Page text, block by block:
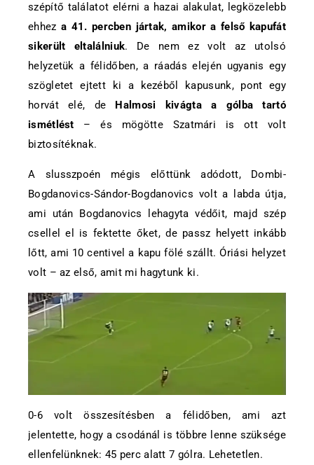
szépítő találatot elérni a hazai alakulat, legközelebb
ehhez a 41. percben jártak, amikor a felső kapufát
sikerült eltalálniuk. De nem ez volt az utolsó
helyzetük a félidőben, a ráadás elején ugyanis egy
szögletet ejtett ki a kezéből kapusunk, pont egy
horvát elé, de Halmosi kivágta a gólba tartó
ismétlést – és mögötte Szatmári is ott volt
biztosítéknak.
A slusszpoén mégis előttünk adódott, Dombi-
Bogdanovics-Sándor-Bogdanovics volt a labda útja,
ami után Bogdanovics lehagyta védőit, majd szép
csellel el is fektette őket, de passz helyett inkább
lőtt, ami 10 centivel a kapu fölé szállt. Óriási helyzet
volt – az első, amit mi hagytunk ki.
0-6 volt összesítésben a félidőben, ami azt
jelentette, hogy a csodánál is többre lenne szüksége
ellenfelünknek: 45 perc alatt 7 gólra. Lehetetlen.